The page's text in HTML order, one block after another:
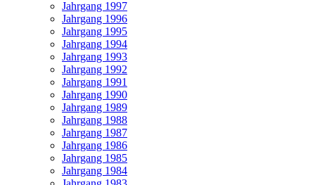
Jahrgang 1997
Jahrgang 1996
Jahrgang 1995
Jahrgang 1994
Jahrgang 1993
Jahrgang 1992
Jahrgang 1991
Jahrgang 1990
Jahrgang 1989
Jahrgang 1988
Jahrgang 1987
Jahrgang 1986
Jahrgang 1985
Jahrgang 1984